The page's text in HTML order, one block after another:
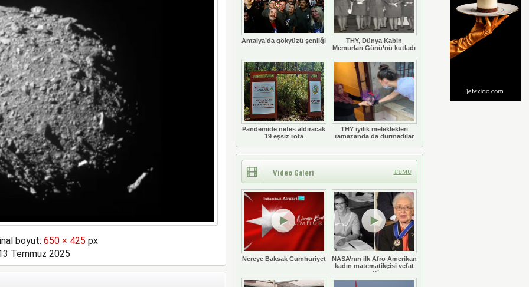
boyut: 650 × 425 px
Temmuz 2025
Antalya’da gökyüzü şenliği
THY, Dünya Kabin
Memurları Günü’nü kutladı
Pandemide nefes aldıracak
19 eşsiz rota
THY iyilik meleklekleri
ramazanda da durmadılar
Video Galeri TÜMÜ
Nereye Baksak Cumhuriyet
NASA’nın ilk Afro Amerikan
kadın matematikçisi vefat
etti